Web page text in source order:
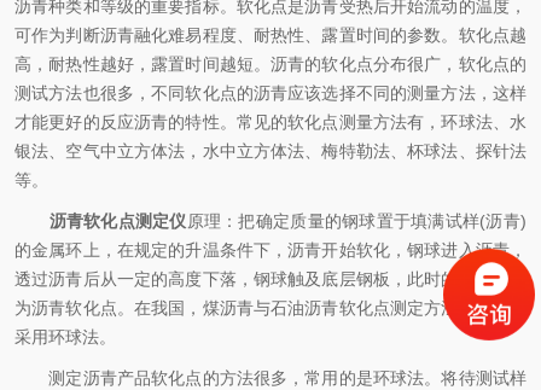
沥青种类和等级的重要指标。软化点是沥青受热后开始流动的温度，
可作为判断沥青融化难易程度、耐热性、露置时间的参数。软化点越
高，耐热性越好，露置时间越短。沥青的软化点分布很广，软化点的
测试方法也很多，不同软化点的沥青应该选择不同的测量方法，这样
才能更好的反应沥青的特性。常见的软化点测量方法有，环球法、水
银法、空气中立方体法，水中立方体法、梅特勒法、杯球法、探针法
等。
沥青软化点测定仪原理：把确定质量的钢球置于填满试样(沥青)
的金属环上，在规定的升温条件下，沥青开始软化，钢球进入沥青，
透过沥青后从一定的高度下落，钢球触及底层钢板，此时的温度即视
为沥青软化点。在我国，煤沥青与石油沥青软化点测定方法大部分是
采用环球法。
测定沥青产品软化点的方法很多，常用的是环球法。将待测试样